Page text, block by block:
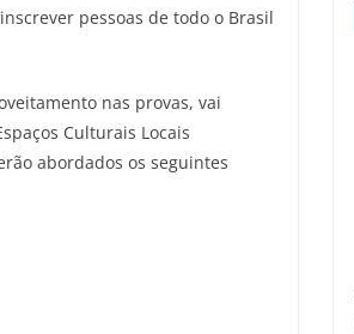
pessoas de todo o Brasil
nas provas, vai
Culturais Locais
abordados os seguintes